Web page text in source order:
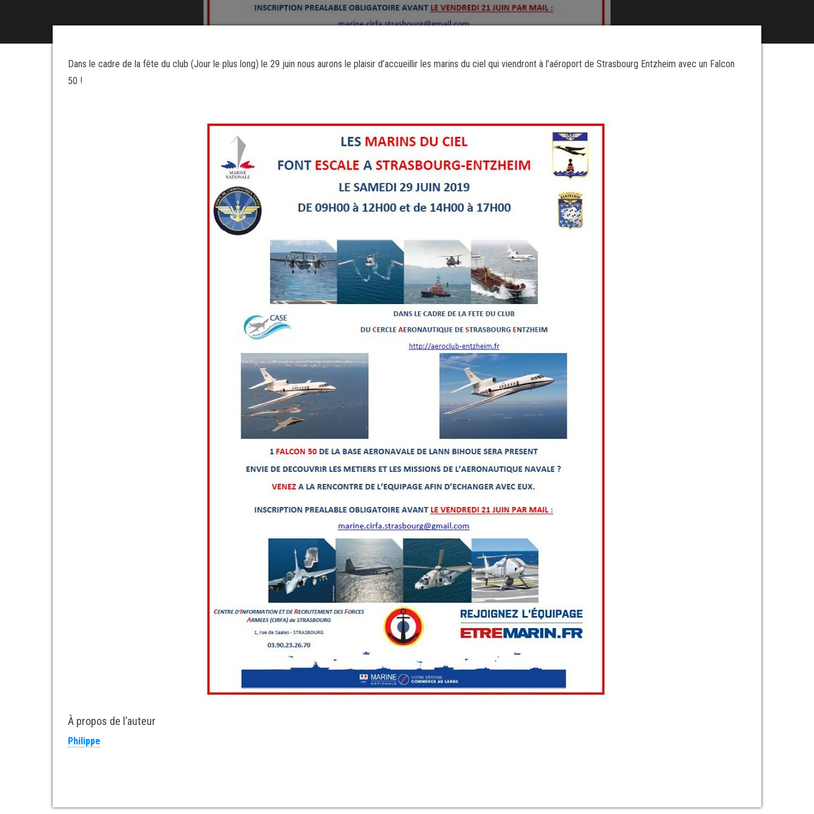
Dans le cadre de la fête du club (Jour le plus long) le 29 juin nous aurons le plaisir d’accueillir les marins du ciel qui viendront à l’aéroport de Strasbourg Entzheim avec un Falcon
50 !
À propos de l’auteur
Philippe